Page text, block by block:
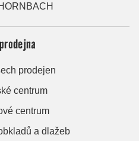
prodejen
centrum
centrum
a dlažeb